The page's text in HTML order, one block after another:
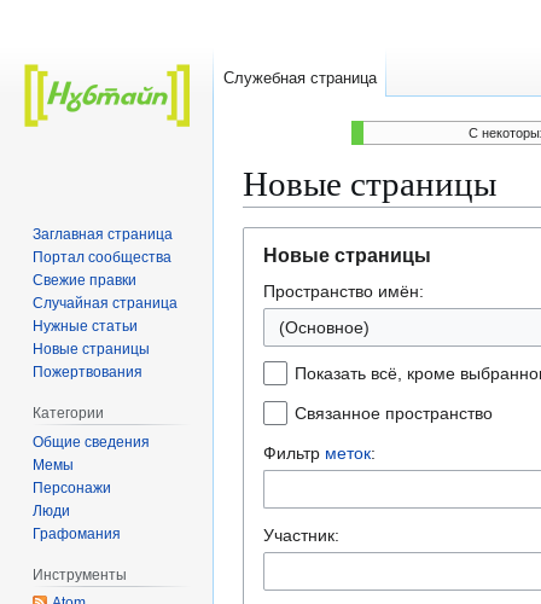
C
Новые страницы
навигации
поиску
Новые страницы
Пространство имён:
(Основное)
Показать всё, кроме
Связанное пространство
Фильтр меток:
Участник:
Служебная страница
Заглавная страница
Портал сообщества
Свежие правки
Случайная страница
Нужные статьи
Новые страницы
Пожертвования
Категории
Общие сведения
Мемы
Персонажи
Люди
Графомания
Инструменты